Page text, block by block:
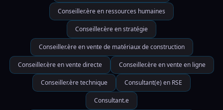
Conseiller.ère en ressources humaines
Conseiller.ère en stratégie
Conseiller.ère en vente de matériaux de construction
Conseiller.ère en vente directe Conseiller.ère en vente en ligne
Conseiller.ère technique Consultant(e) en RSE
Consultant.e